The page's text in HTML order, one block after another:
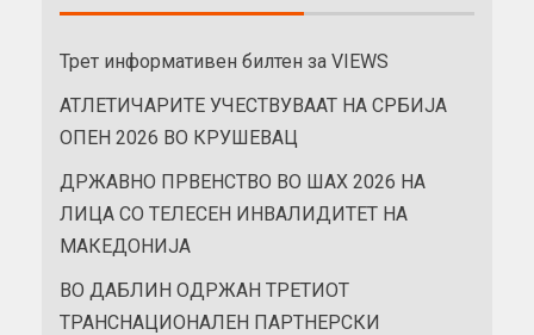
Трет информативен билтен за VIEWS
АТЛЕТИЧАРИТЕ УЧЕСТВУВААТ НА СРБИЈА
ОПЕН 2026 ВО КРУШЕВАЦ
ДРЖАВНО ПРВЕНСТВО ВО ШАХ 2026 НА
ЛИЦА СО ТЕЛЕСЕН ИНВАЛИДИТЕТ НА
МАКЕДОНИЈА
ВО ДАБЛИН ОДРЖАН ТРЕТИОТ
ТРАНСНАЦИОНАЛЕН ПАРТНЕРСКИ